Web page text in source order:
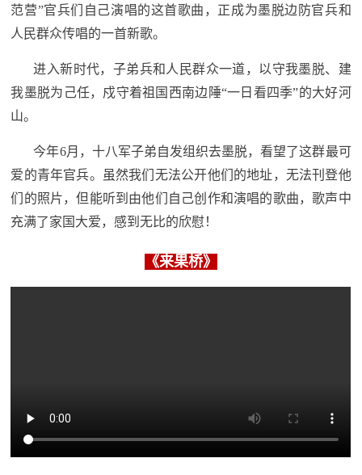
人
服
务
国
文
化
防
红
文
旅
红
文
旅
关
范营”官兵们自己演唱的这首歌曲，正成为墨脱边防官兵和
人民群众传唱的一首新歌。
进入新时代，子弟兵和人民群众一道，以守我墨脱、建
我墨脱为己任，戍守着祖国西南边陲“一日看四季”的大好河
山。
今年6月，十八军子弟自发组织去墨脱，看望了这群最可
爱的青年官兵。虽然我们无法公开他们的地址，无法刊登他
们的照片，但能听到由他们自己创作和演唱的歌曲，歌声中
充满了家国大爱，感到无比的欣慰！
《来果桥》